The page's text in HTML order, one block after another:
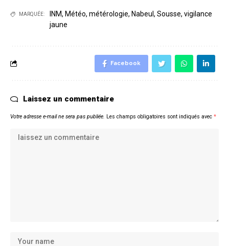
MARQUÉE: INM, Météo, métérologie, Nabeul , Sousse, vigilance
jaune
Facebook
Laissez un commentaire
Votre adresse e-mail ne sera pas publiée. Les champs obligatoires sont indiqués avec *